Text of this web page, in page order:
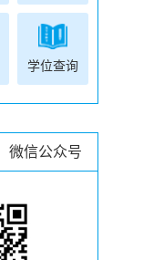
学位查询
微信公众号